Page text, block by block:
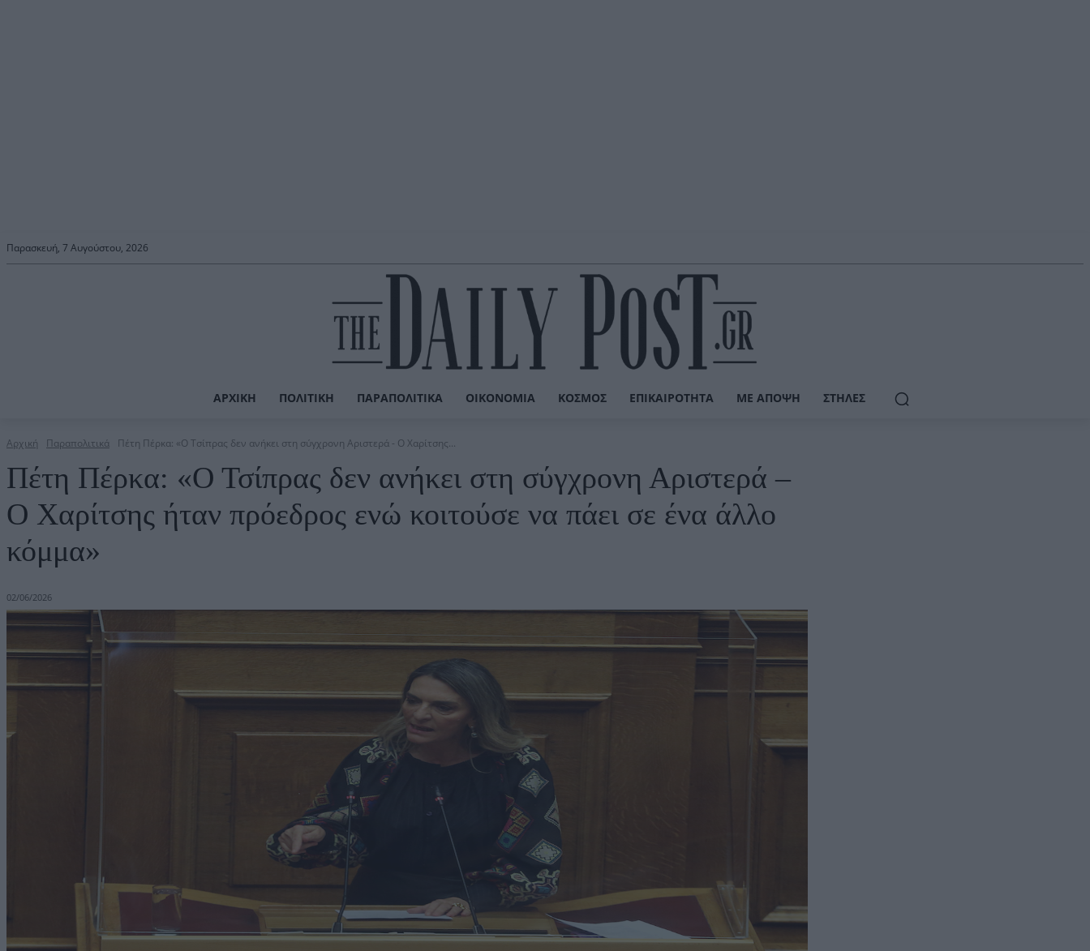
Παρασκευή, 7 Αυγούστου, 2026
ΑΡΧΙΚΉ ΠΟΛΙΤΙΚΉ ΠΑΡΑΠΟΛΙΤΙΚΆ ΟΙΚΟΝΟΜΊΑ ΚΌΣΜΟΣ ΕΠΙΚΑΙΡΌΤΗΤΑ ΜΕ ΆΠΟΨΗ ΣΤΉΛΕΣ
Αρχική Παραπολιτικά Πέτη Πέρκα: «Ο Τσίπρας δεν ανήκει στη σύγχρονη Αριστερά - O Χαρίτσης...
Πέτη Πέρκα: «Ο Τσίπρας δεν ανήκει στη σύγχρονη Αριστερά –
O Χαρίτσης ήταν πρόεδρος ενώ κοιτούσε να πάει σε ένα άλλο
κόμμα»
02/06/2026